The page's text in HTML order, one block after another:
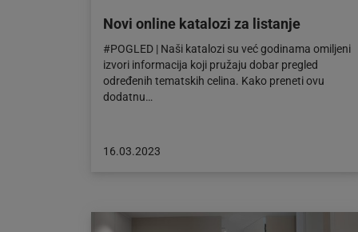
Novi online katalozi za listanje
#POGLED | Naši katalozi su već godinama omiljeni
izvori informacija koji pružaju dobar pregled
određenih tematskih celina. Kako preneti ovu
dodatnu…
Objava
16.03.2023